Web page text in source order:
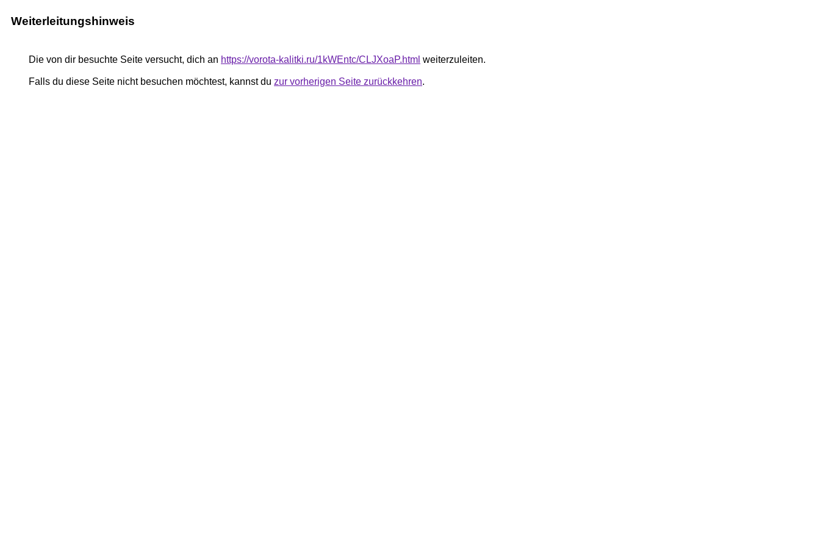
Weiterleitungshinweis
Die von dir besuchte Seite versucht, dich an https://vorota-kalitki.ru/1kWEntc/CLJXoaP.html weiterzuleiten.
Falls du diese Seite nicht besuchen möchtest, kannst du zur vorherigen Seite zurückkehren.